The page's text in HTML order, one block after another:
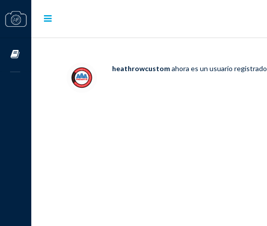
heathrowcustomahora es un usuario registrado